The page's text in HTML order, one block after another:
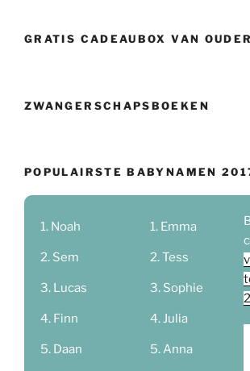
GRATIS CADEAUBOX VAN
ZWANGERSCHAPSBOEKEN
POPULAIRSTE BABYNAMEN
Noah
Sem
Lucas
Finn
Daan
Emma
Tess
Sophie
Julia
Anna